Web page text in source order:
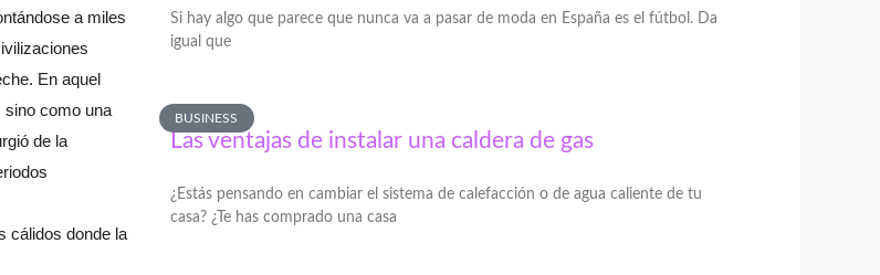
a miles
En aquel
sino como una
de la
cálidos donde la
Si hay algo que parece que nunca va a pasar de moda en España es el fútbol. Da
igual que
BUSINESS
Las ventajas de instalar una caldera de gas
¿Estás pensando en cambiar el sistema de calefacción o de agua caliente de tu
casa? ¿Te has comprado una casa